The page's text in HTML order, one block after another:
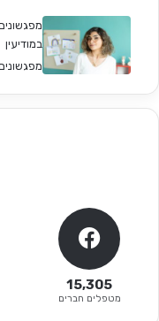
במודיעין
15,305
מטפלים חברים